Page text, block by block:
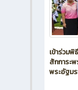
เข้าร่วม
สักการะ
พระอัฐม